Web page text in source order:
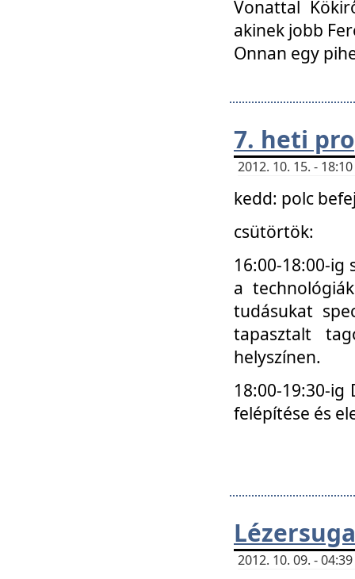
Vonattal
akinek jobb
Onnan egy
7. heti
2012. 10. 15. -
kedd: polc
csütörtök:
16:00-18:00-
a
tudásukat
tapasztalt
helyszínen.
18:00-19:30-
felépítése és
2012. 10. 09. -